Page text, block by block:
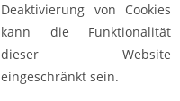
Deaktivierung von Cookies
kann die Funktionalität
dieser Website
eingeschränkt sein.